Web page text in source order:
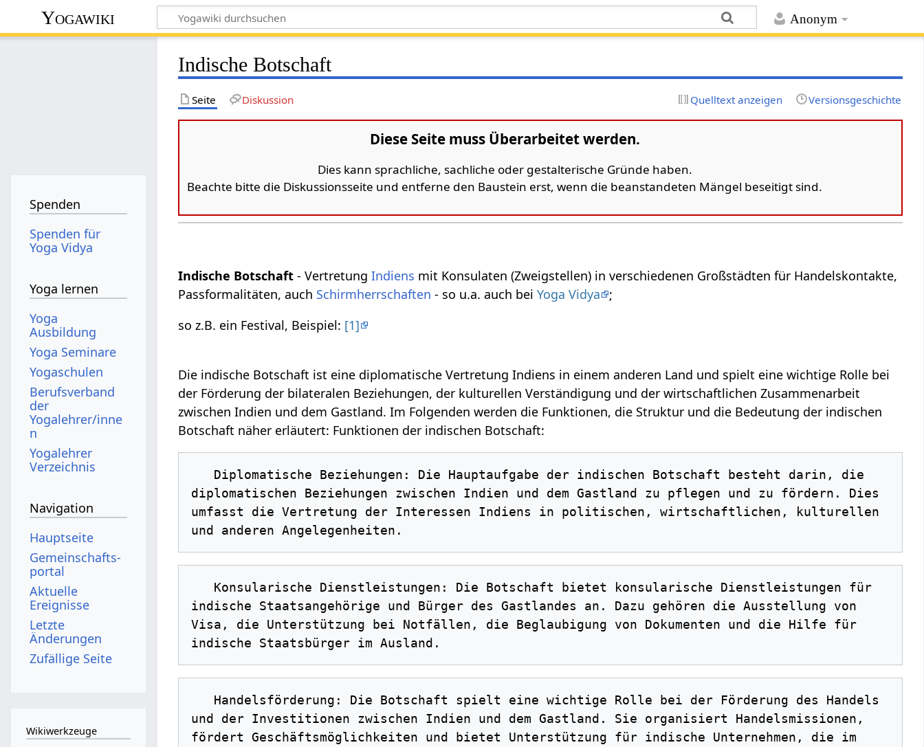
Anonym
Yogawiki
Indische Botschaft
Seite Diskussion Quelltext anzeigen Versionsgeschichte
Diese Seite muss Überarbeitet werden.
Dies kann sprachliche, sachliche oder gestalterische Gründe haben.
Beachte bitte die Diskussionsseite und entferne den Baustein erst, wenn die beanstandeten Mängel beseitigt sind.
Indische Botschaft - VertretungIndiens mit Konsulaten (Zweigstellen) in verschiedenen Großstädten für Handelskontakte,
Passformalitäten, auch Schirmherrschaften - so u.a. auch beiYoga Vidya
;
so z.B. ein Festival, Beispiel: [1]
Die indische Botschaft ist eine diplomatische Vertretung Indiens in einem anderen Land und spielt eine wichtige Rolle bei
der Förderung der bilateralen Beziehungen, der kulturellen Verständigung und der wirtschaftlichen Zusammenarbeit
zwischen Indien und dem Gastland. Im Folgenden werden die Funktionen, die Struktur und die Bedeutung der indischen
Botschaft näher erläutert: Funktionen der indischen Botschaft:
diplomatischen Beziehungen zwischen Indien und dem Gastland zu pflegen und zu fördern. Dies
umfasst die Vertretung der Interessen Indiens in politischen, wirtschaftlichen, kulturellen
indische Staatsangehörige und Bürger des Gastlandes an. Dazu gehören die Ausstellung von
Visa, die Unterstützung bei Notfällen, die Beglaubigung von Dokumenten und die Hilfe für
und der Investitionen zwischen Indien und dem Gastland. Sie organisiert Handelsmissionen,
fördert Geschäftsmöglichkeiten und bietet Unterstützung für indische Unternehmen, die im
Spenden
Spenden für
Yoga Vidya
Yoga lernen
Yoga
Ausbildung
Yoga Seminare
Yogaschulen
Berufsverband
der
Yogalehrer/inne
n
Yogalehrer
Verzeichnis
Navigation
Hauptseite
Gemeinschafts­
portal
Aktuelle
Ereignisse
Letzte
Änderungen
Zufällige Seite
Wikiwerkzeuge